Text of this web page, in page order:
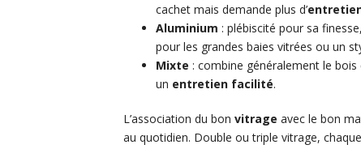
cachet mais demande plus d’
Aluminium : plébiscité pour sa
pour les grandes baies vitrées ou un
Mixte : combine généralement le
un entretien facilité.
L’association du bon vitrage avec le bon
au quotidien. Double ou triple vitrage,